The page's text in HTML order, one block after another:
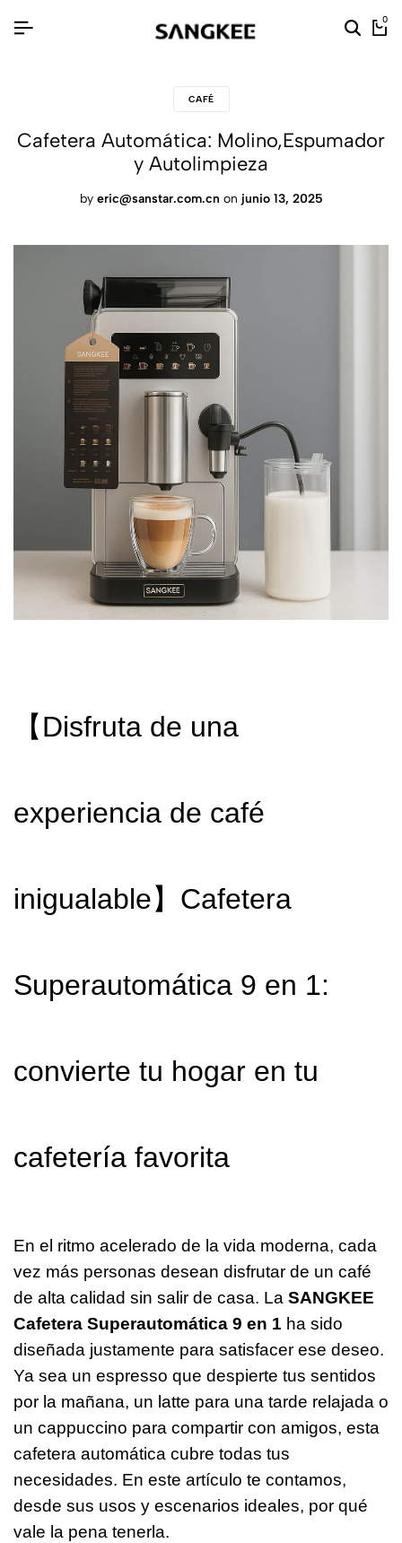
0
CAFÉ
Cafetera Automática: Molino,Espumador
y Autolimpieza
by eric@sanstar.com.cn on junio 13, 2025
【Disfruta de una
experiencia de café
inigualable】Cafetera
Superautomática 9 en 1:
convierte tu hogar en tu
cafetería favorita
En el ritmo acelerado de la vida moderna, cada
vez más personas desean disfrutar de un café
de alta calidad sin salir de casa. La SANGKEE
Cafetera Superautomática 9 en 1 ha sido
diseñada justamente para satisfacer ese deseo.
Ya sea un espresso que despierte tus sentidos
por la mañana, un latte para una tarde relajada o
un cappuccino para compartir con amigos, esta
cafetera automática cubre todas tus
necesidades. En este artículo te contamos,
desde sus usos y escenarios ideales, por qué
vale la pena tenerla.